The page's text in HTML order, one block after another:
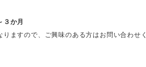
３か月
ますので、ご興味のある方はお問い合わせ